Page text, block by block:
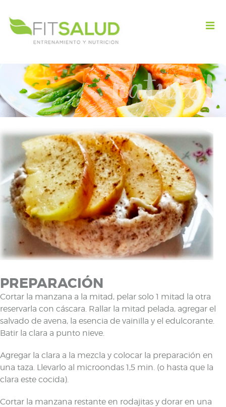
PREPARACIÓN
Cortar la manzana a la mitad, pelar solo 1 mitad la otra
reservarla con cáscara. Rallar la mitad pelada, agregar el
salvado de avena, la esencia de vainilla y el edulcorante.
Batir la clara a punto nieve.
Agregar la clara a la mezcla y colocar la preparación en
una taza. Llevarlo al microondas 1,5 min. (o hasta que la
clara este cocida).
Cortar la manzana restante en rodajitas y dorar en una